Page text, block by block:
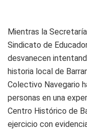
Mientras la
Sindicato de
desvanecen
historia local de
Colectivo Navegario
personas en una
Centro Histórico de
ejercicio con